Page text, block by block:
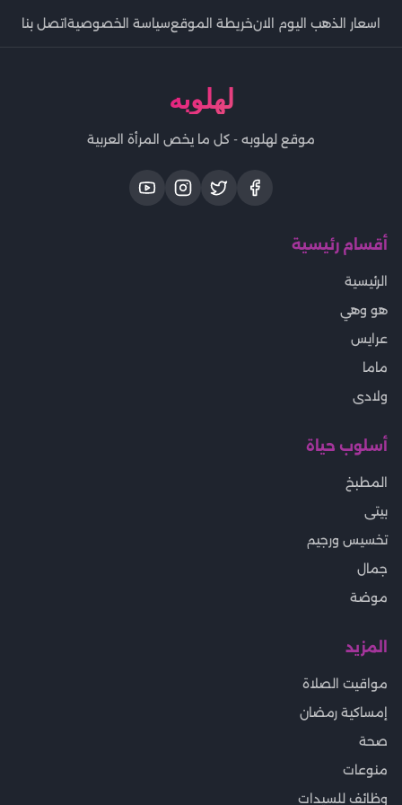
اسعار الذهب اليوم الانخريطة الموقعسياسة الخصوصيةاتصل بنا
لهلوبه
موقع لهلوبه - كل ما يخص المرأة العربية
أقسام رئيسية
الرئيسية
هو وهي
عرايس
ماما
ولادى
أسلوب حياة
المطبخ
بيتى
تخسيس ورجيم
جمال
موضة
المزيد
مواقيت الصلاة
إمساكية رمضان
صحة
منوعات
وظائف للسيدات